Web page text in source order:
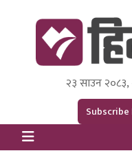
Himal Press
Dot NewsyNepal
२३ साउन
Subscribe